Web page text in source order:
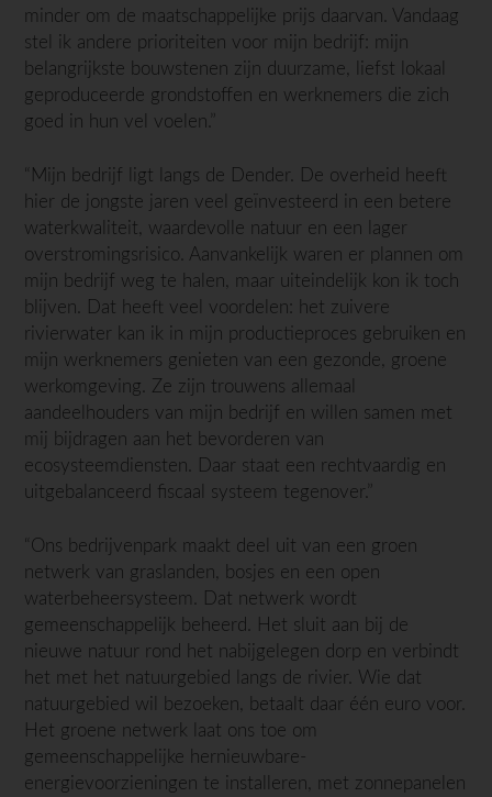
minder om de maatschappelijke prijs daarvan. Vandaag
stel ik andere prioriteiten voor mijn bedrijf: mijn
belangrijkste bouwstenen zijn duurzame, liefst lokaal
geproduceerde grondstoffen en werknemers die zich
goed in hun vel voelen.”
“Mijn bedrijf ligt langs de Dender. De overheid heeft
hier de jongste jaren veel geïnvesteerd in een betere
waterkwaliteit, waardevolle natuur en een lager
overstromingsrisico. Aanvankelijk waren er plannen om
mijn bedrijf weg te halen, maar uiteindelijk kon ik toch
blijven. Dat heeft veel voordelen: het zuivere
rivierwater kan ik in mijn productieproces gebruiken en
mijn werknemers genieten van een gezonde, groene
werkomgeving. Ze zijn trouwens allemaal
aandeelhouders van mijn bedrijf en willen samen met
mij bijdragen aan het bevorderen van
ecosysteemdiensten. Daar staat een rechtvaardig en
uitgebalanceerd fiscaal systeem tegenover.”
“Ons bedrijvenpark maakt deel uit van een groen
netwerk van graslanden, bosjes en een open
waterbeheersysteem. Dat netwerk wordt
gemeenschappelijk beheerd. Het sluit aan bij de
nieuwe natuur rond het nabijgelegen dorp en verbindt
het met het natuurgebied langs de rivier. Wie dat
natuurgebied wil bezoeken, betaalt daar één euro voor.
Het groene netwerk laat ons toe om
gemeenschappelijke hernieuwbare-
energievoorzieningen te installeren, met zonnepanelen